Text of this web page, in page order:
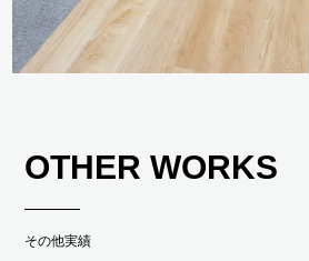
OTHER WORKS
その他実績